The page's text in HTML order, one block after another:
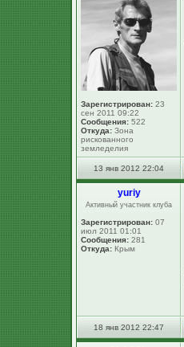
Зарегистрирован: 23
сен 2011 09:22
Сообщения: 522
Откуда: Зона
рискованного
земледелия
13 янв 2012 22:04
yuriy
Активный участник клуба
Зарегистрирован: 07
июл 2011 01:01
Сообщения: 281
Откуда: Крым
18 янв 2012 22:47